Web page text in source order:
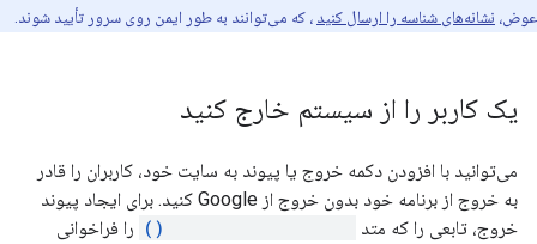
عوض، نشانه‌های شناسه را ارسال کنید ، که می‌توانند به طور ایمن روی سرور تأیید شوند.
یک کاربر را از سیستم خارج کنید
می‌توانید با افزودن دکمه خروج یا پیوند به سایت خود، کاربران را قادر
به خروج از برنامه خود بدون خروج از Google کنید. برای ایجاد پیوند
خروج، تابعی را که متد
را فراخوانی